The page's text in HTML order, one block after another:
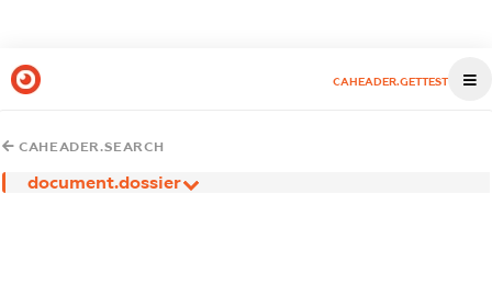
CAHEADER.GETTEST
CAHEADER.SEARCH
document.dossier